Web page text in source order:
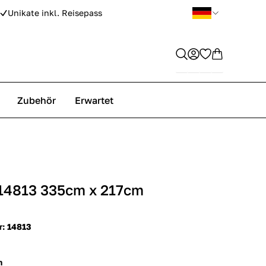
Unikate inkl. Reisepass
Zubehör Erwartet
335cm x 217cm
14813